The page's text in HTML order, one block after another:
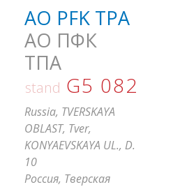
AO PFK TPA
АО ПФК
ТПА
stand G5 082
Russia, TVERSKAYA
OBLAST, Tver,
KONYAEVSKAYA UL., D.
10
Россия, Тверская